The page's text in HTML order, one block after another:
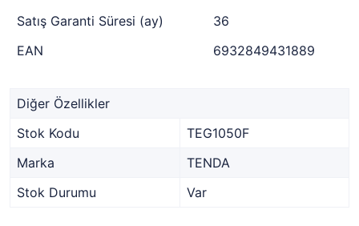
Satış Garanti Süresi (ay)
36
EAN
6932849431889
Diğer Özellikler
Stok Kodu
TEG1050F
Marka
TENDA
Stok Durumu
Var